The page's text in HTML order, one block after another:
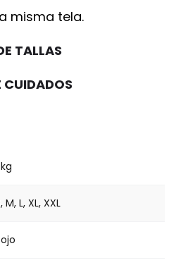
misma tela.
TALLAS
CUIDADOS
M, L, XL, XXL